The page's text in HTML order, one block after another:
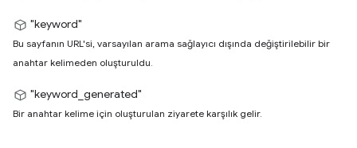
"keyword"
Bu sayfanın URL'si, varsayılan arama sağlayıcı dışında değiştirilebilir bir
anahtar kelimeden oluşturuldu.
"keyword_generated"
Bir anahtar kelime için oluşturulan ziyarete karşılık gelir.